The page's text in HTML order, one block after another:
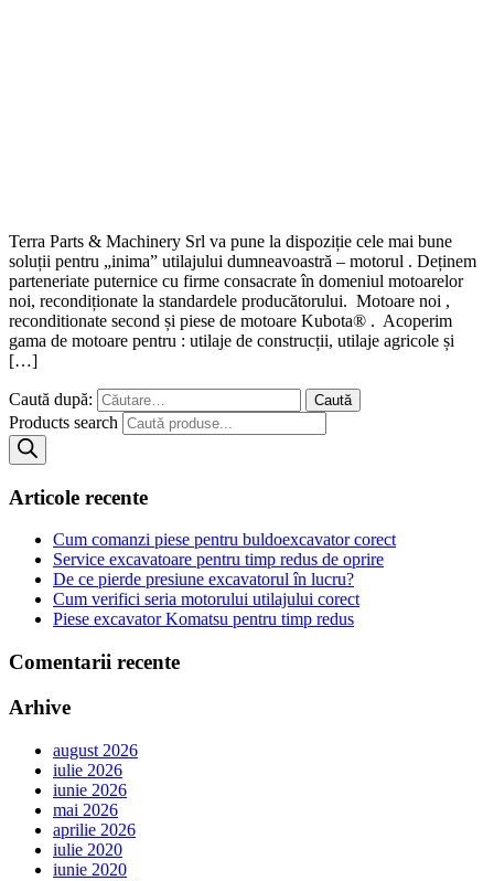
Terra Parts & Machinery Srl va pune la dispoziție cele mai bune
soluții pentru „inima” utilajului dumneavoastră – motorul . Deținem
parteneriate puternice cu firme consacrate în domeniul motoarelor
noi, recondiționate la standardele producătorului. Motoare noi ,
reconditionate second și piese de motoare Kubota® . Acoperim
gama de motoare pentru : utilaje de construcții, utilaje agricole și
[…]
Caută după:
Products search
Articole recente
Cum comanzi piese pentru buldoexcavator corect
Service excavatoare pentru timp redus de oprire
De ce pierde presiune excavatorul în lucru?
Cum verifici seria motorului utilajului corect
Piese excavator Komatsu pentru timp redus
Comentarii recente
Arhive
august 2026
iulie 2026
iunie 2026
mai 2026
aprilie 2026
iulie 2020
iunie 2020